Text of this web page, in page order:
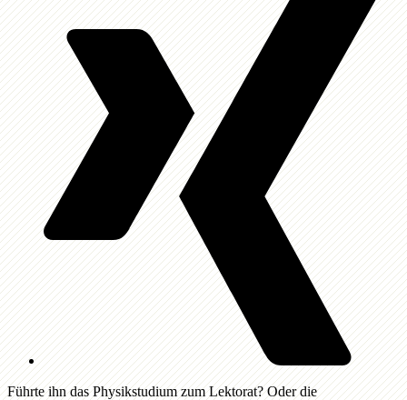
Führte ihn das Physikstudium zum Lektorat? Oder die